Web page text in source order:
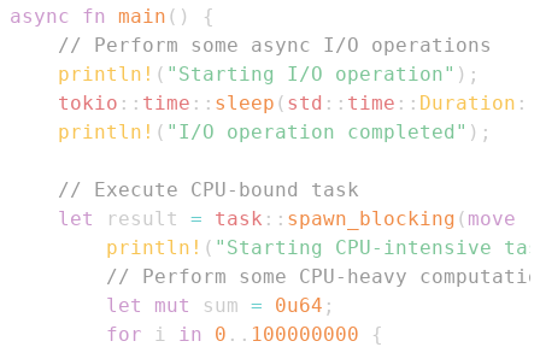
async
fn main ( )
{
// Perform some async I/O operations
println! ( "Starting I/O operation" ) ;
tokio :: time :: sleep ( std :: time :: Duration ::
println! ( "I/O operation completed" ) ;
// Execute CPU-bound task
let
result = task :: spawn_blocking ( move
println! ( "Starting CPU-intensive
// Perform some CPU-heavy
let
mut sum = 0u64 ;
for i in 0 .. 100000000
{